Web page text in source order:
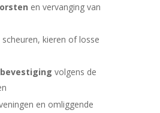
en vervanging van
scheuren, kieren of losse
bevestiging volgens de
en omliggende